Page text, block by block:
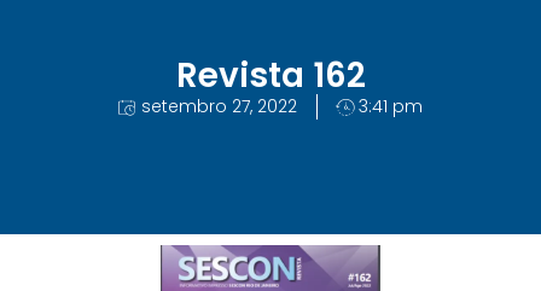
Revista 162
setembro 27, 2022 3:41 pm